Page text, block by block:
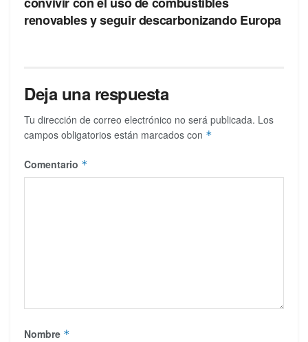
renovables y seguir descarbonizando Europa
Deja una respuesta
Tu dirección de correo electrónico no será publicada. Los
campos obligatorios están marcados con *
Comentario *
Nombre *